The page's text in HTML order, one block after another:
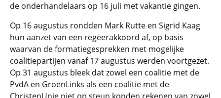
de onderhandelaars op 16 juli met vakantie gingen.
Op 16 augustus rondden Mark Rutte en Sigrid Kaag
hun aanzet van een regeerakkoord af, op basis
waarvan de formatiegesprekken met mogelijke
coalitiepartijen vanaf 17 augustus werden voortgezet.
Op 31 augustus bleek dat zowel een coalitie met de
PvdA en GroenLinks als een coalitie met de